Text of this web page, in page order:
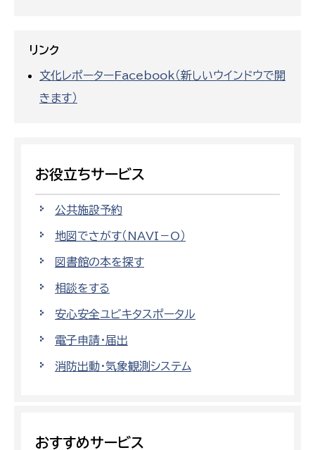
リンク
文化レポーターFacebook（新しいウインドウで開
きます）
お役立ちサービス
公共施設予約
地図でさがす（NAVI－O）
図書館の本を探す
相談をする
安心安全ユビキタスポータル
電子申請・届出
消防出動・気象観測システム
おすすめサービス